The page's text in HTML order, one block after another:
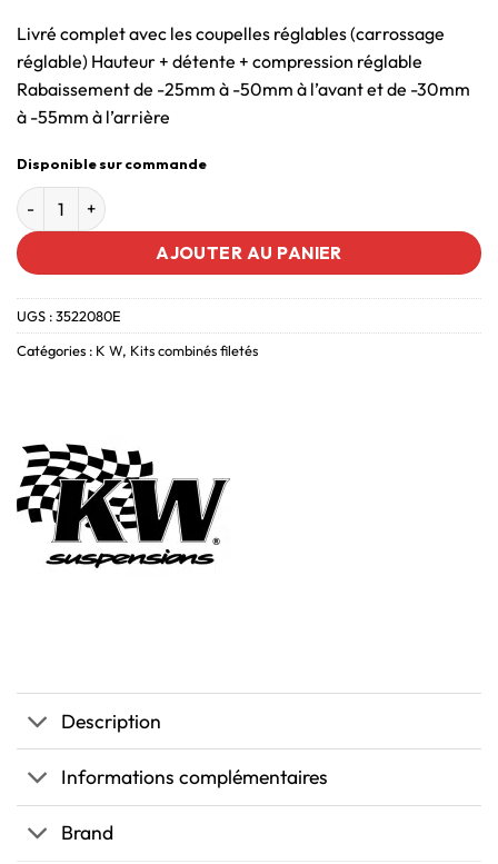
Livré complet avec les coupelles réglables (carrossage
réglable) Hauteur + détente + compression réglable
Rabaissement de -25mm à -50mm à l’avant et de -30mm
à -55mm à l’arrière
Disponible sur commande
AJOUTER AU PANIER
UGS :3522080E
Catégories : K W, Kits combinés filetés
Description
Informations complémentaires
Brand